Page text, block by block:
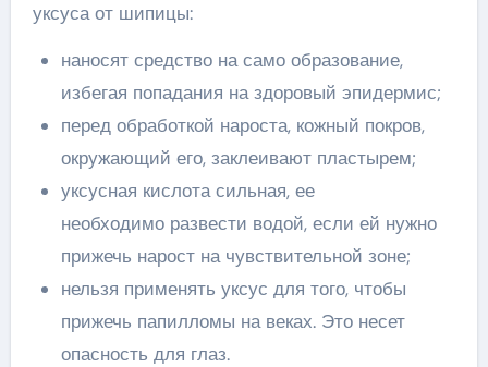
уксуса от шипицы:
наносят средство на само образование,
избегая попадания на здоровый эпидермис;
перед обработкой нароста, кожный покров,
окружающий его, заклеивают пластырем;
уксусная кислота сильная, ее
необходимо развести водой, если ей нужно
прижечь нарост на чувствительной зоне;
нельзя применять уксус для того, чтобы
прижечь папилломы на веках. Это несет
опасность для глаз.